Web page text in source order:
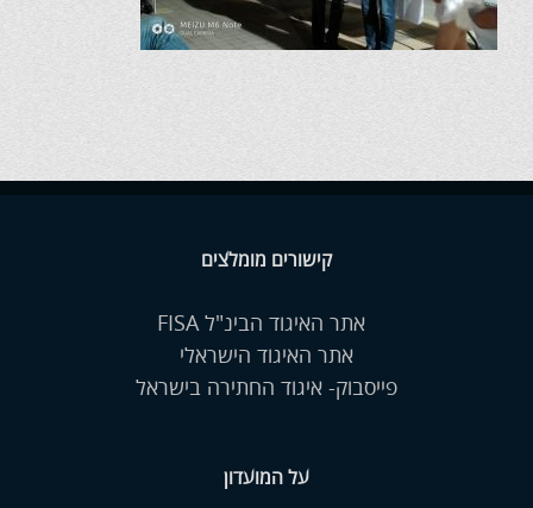
קישורים מומלצים
אתר האיגוד הבינ"ל FISA
אתר האיגוד הישראלי
פייסבוק- איגוד החתירה בישראל
על המועדון